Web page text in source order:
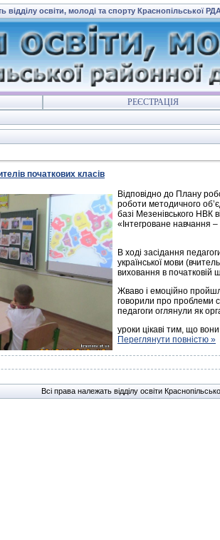
відділу освіти, молоді та спорту Краснопільської
РЕЄСТРАЦІЯ
початкових класів
Відповідно до Плану
роботи методичного
базі Мезенівського НВК
«Інтегроване навчання
В ході засідання
української мови
виховання
Жваво і емоційно
говорили про проблеми
педагоги оглянули як
уроки цікаві тим, що
Переглянути повністю »
Всі права належать відділу освіти